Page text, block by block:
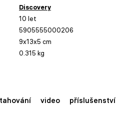
Discovery
10 let
5905555000206
9x13x5 cm
0.315 kg
video příslušenství